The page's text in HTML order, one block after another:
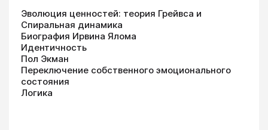
Эволюция ценностей: теория Грейвса и
Спиральная динамика
Биография Ирвина Ялома
Идентичность
Пол Экман
Переключение собственного эмоционального
состояния
Логика